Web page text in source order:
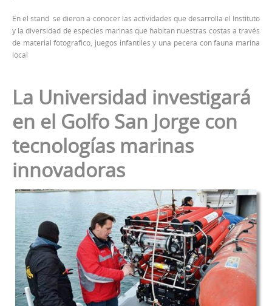
En el stand se dieron a conocer las actividades que desarrolla el Instituto
y la diversidad de especies marinas que habitan nuestras costas a través
de material fotografico, juegos infantiles y una pecera con fauna marina
local
La Universidad investigará
en el Golfo San Jorge con
tecnologías marinas
innovadoras